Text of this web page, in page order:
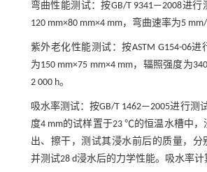
弯曲性能测试：按GB/T 9341—2008进行
120 mm×80 mm×4 mm，弯曲速率为5 mm/
紫外老化性能测试：按ASTM G154-06
为150 mm×75 mm×4 mm，辐照强度为
2 000 h。
吸水率测试：按GB/T 1462—2005进行测
度4 mm的试样置于23 ℃的恒温水槽中，
出、擦干，测试其浸水前后的质量，分
并测试28 d浸水后的力学性能。吸水率计